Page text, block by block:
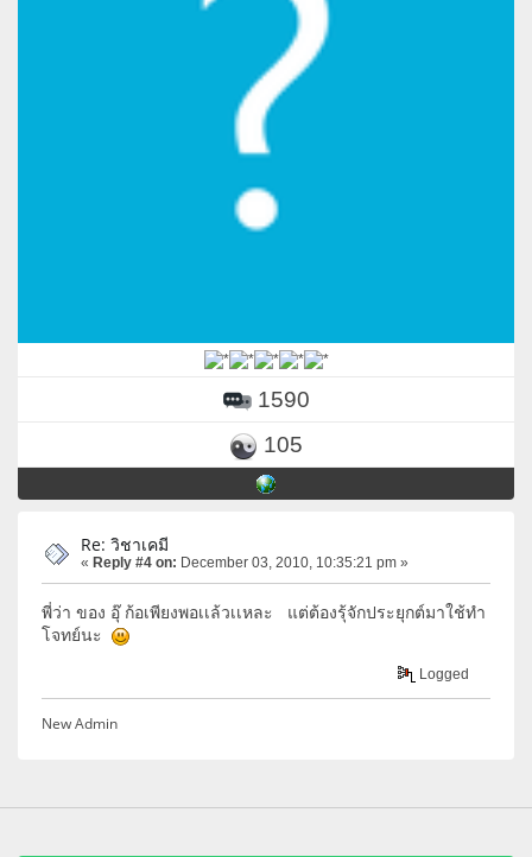
1590
105
Re: วิชาเคมี
« Reply #4 on: December 03, 2010, 10:35:21 pm »
พี่ว่า ของ อุ๊ ก้อเพียงพอเเล้วเเหละ แต่ต้องรุ้จักประยุกต์มาใช้ทำ
โจทย์นะ
Logged
New Admin